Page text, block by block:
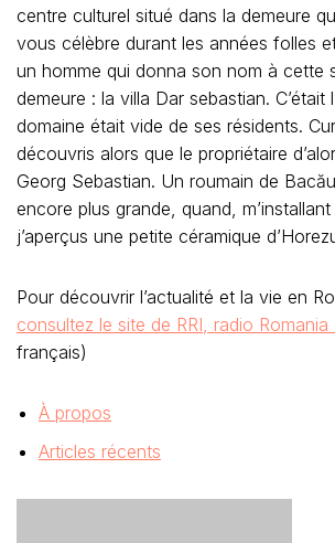
centre culturel situé dans la demeure
vous célèbre durant les années folles
un homme qui donna son nom à cette
demeure : la villa Dar sebastian. C’était
domaine était vide de ses résidents.
découvris alors que le propriétaire
Georg Sebastian. Un roumain de Bacău
encore plus grande, quand,
j’aperçus une petite céramique
Pour découvrir l’actualité et la vie en
consultez le site de RRI, radio Romania
français)
À propos
Articles récents